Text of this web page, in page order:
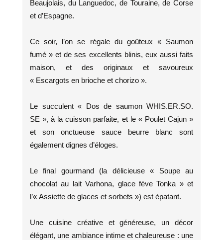
Beaujolais, du Languedoc, de Touraine, de Corse
et d’Espagne.
Ce soir, l’on se régale du goûteux « Saumon
fumé » et de ses excellents blinis, eux aussi faits
maison, et des originaux et savoureux
« Escargots en brioche et chorizo ».
Le succulent « Dos de saumon WHIS.ER.SO.
SE », à la cuisson parfaite, et le « Poulet Cajun »
et son onctueuse sauce beurre blanc sont
également dignes d’éloges.
Le final gourmand (la délicieuse « Soupe au
chocolat au lait Varhona, glace fève Tonka » et
l’« Assiette de glaces et sorbets ») est épatant.
Une cuisine créative et généreuse, un décor
élégant, une ambiance intime et chaleureuse : une